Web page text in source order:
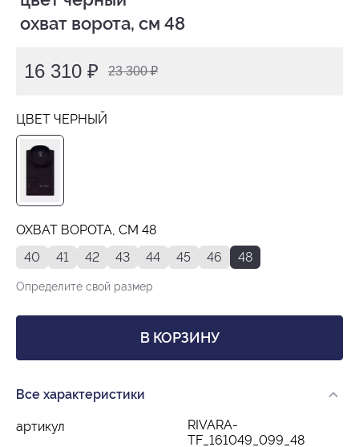
охват ворота, см 48
16 310 ₽ 23 300 ₽
ЦВЕТ ЧЕРНЫЙ
ОХВАТ ВОРОТА, СМ 48
40
41 42 43 44 45 46 48
Определите свой размер
В КОРЗИНУ
Все характеристики
артикул
RIVARA-
TF_161049_099_48